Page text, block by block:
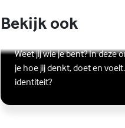
Bekijk ook
Online
Weet jij wie je bent? In deze
je hoe jij denkt, doet en
identiteit?
Lees meer over Online
(Externe link)